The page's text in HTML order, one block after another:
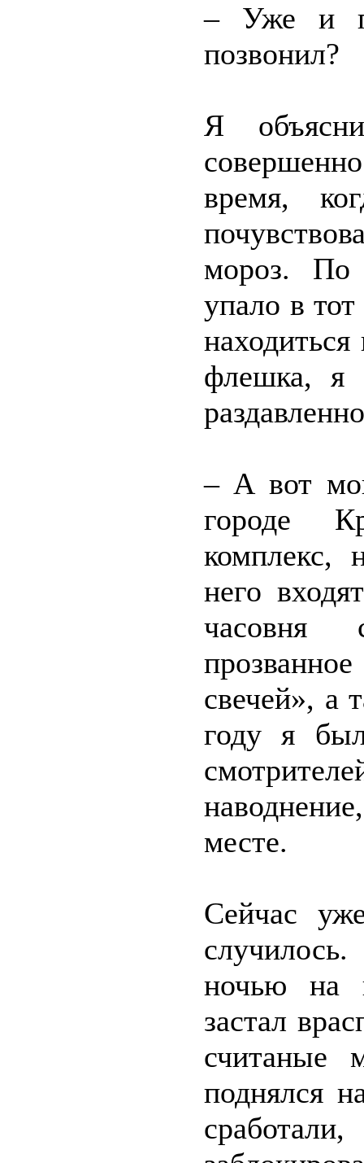
– Уже и
позвонил?
Я
время,
мороз. По
упало в
флешка,
– А вот
городе
комплекс,
него
часовня
свечей», а
году я
месте.
Сейчас
ночью на
застал
считаные
поднялся